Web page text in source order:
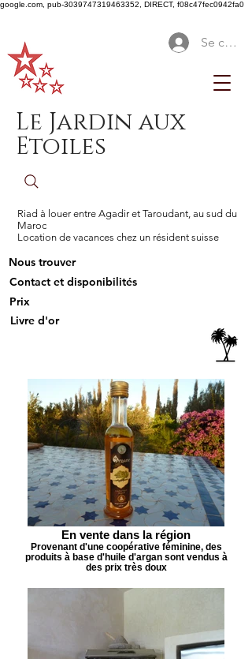
google.com, pub-3039747319463352, DIRECT, f08c47fec0942fa0
Se
Le Jardin aux
Etoiles
Riad à louer entre Agadir et Taroudant, au sud du
Maroc
Location de vacances chez un résident suisse
Nous trouver
Contact et disponibilités
Prix
Livre d'or
En vente dans la région
Provenant d'une coopérative féminine, des
produits à base d'huile d'argan sont vendus à
des prix très doux